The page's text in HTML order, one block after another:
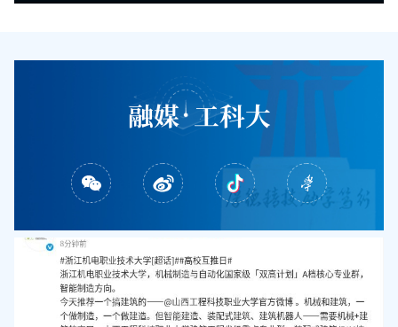
融媒 工科大